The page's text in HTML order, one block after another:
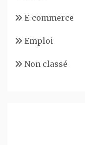
E-commerce
Emploi
Non classé